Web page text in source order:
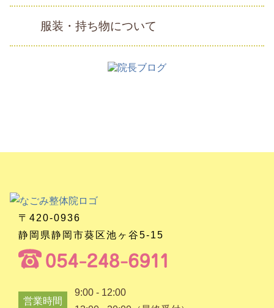
服装・持ち物について
〒420-0936
静岡県静岡市葵区池ヶ谷5-15
営業時間
9:00 - 12:00